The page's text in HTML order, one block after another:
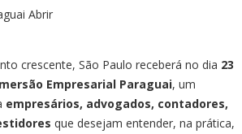
Abrir
crescente, São Paulo receberá no dia 23
Empresarial Paraguai, um
empresários, advogados, contadores,
que desejam entender, na prática,